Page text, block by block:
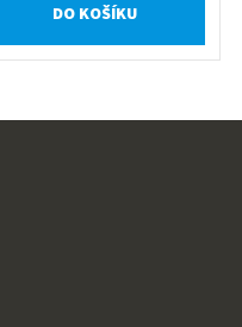
DO KOŠÍKU